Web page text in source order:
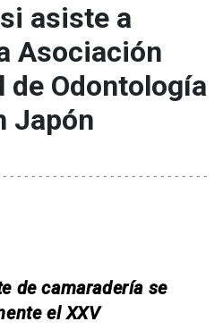
asiste a
Asociación
de Odontología
Japón
de camaradería se
el XXV